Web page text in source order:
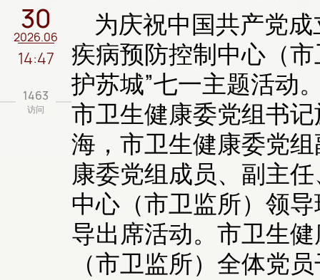
30
2026.06
14:47
1463
访问
为庆祝中国共产党
疾病预防控制中心（
护苏城”七一主题活动
市卫生健康委党组书
海，市卫生健康委党
康委党组成员、副主
中心（市卫监所）领
导出席活动。市卫生
（市卫监所）全体党